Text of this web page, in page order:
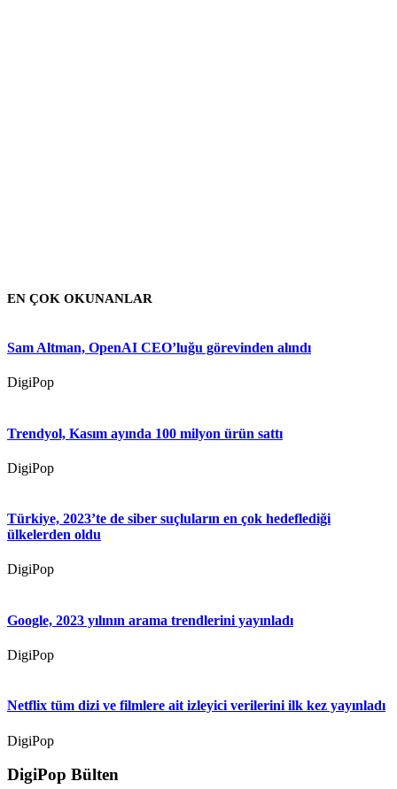
EN ÇOK OKUNANLAR
Sam Altman, OpenAI CEO’luğu görevinden alındı
DigiPop
Trendyol, Kasım ayında 100 milyon ürün sattı
DigiPop
Türkiye, 2023’te de siber suçluların en çok hedeflediği
ülkelerden oldu
DigiPop
Google, 2023 yılının arama trendlerini yayınladı
DigiPop
Netflix tüm dizi ve filmlere ait izleyici verilerini ilk kez yayınladı
DigiPop
DigiPop Bülten